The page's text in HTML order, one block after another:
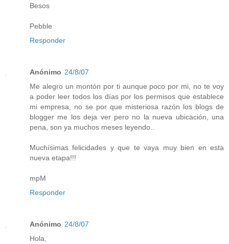
Besos
Pebble
Responder
Anónimo 24/8/07
Me alegro un montón por ti aunque poco por mi, no te voy
a poder leer todos los días por los permisos que establece
mi empresa, no se por que misteriosa razón los blogs de
blogger me los deja ver pero no la nueva ubicación, una
pena, son ya muchos meses leyendo..
Muchísimas felicidades y que te vaya muy bien en esta
nueva etapa!!!
mpM
Responder
Anónimo 24/8/07
Hola,